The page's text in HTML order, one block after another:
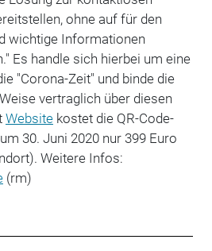
ohne auf für den
wichtige Informationen
Es handle sich hierbei um eine
"Corona-Zeit" und binde die
vertraglich über diesen
Websitekostet die QR-Code-
30. Juni 2020 nur 399 Euro
Weitere Infos:
(rm)